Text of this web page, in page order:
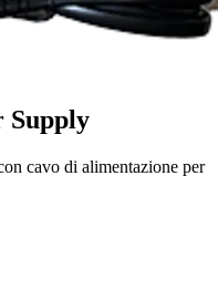
Supply
cavo di alimentazione per